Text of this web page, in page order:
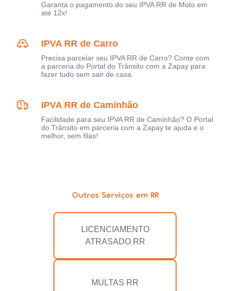
Garanta o pagamento do seu IPVA RR de Moto em
até 12x!
IPVA RR de Carro
Precisa parcelar seu IPVA RR de Carro? Conte com
a parceria do Portal do Trânsito com a Zapay para
fazer tudo sem sair de casa.
IPVA RR de Caminhão
Facilidade para seu IPVA RR de Caminhão? O Portal
do Trânsito em parceria com a Zapay te ajuda e o
melhor, sem filas!
Outros Serviços em RR
LICENCIAMENTO
ATRASADO RR
MULTAS RR